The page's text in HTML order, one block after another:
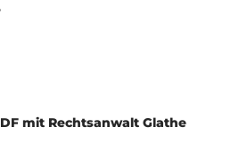
mit Rechtsanwalt Glathe